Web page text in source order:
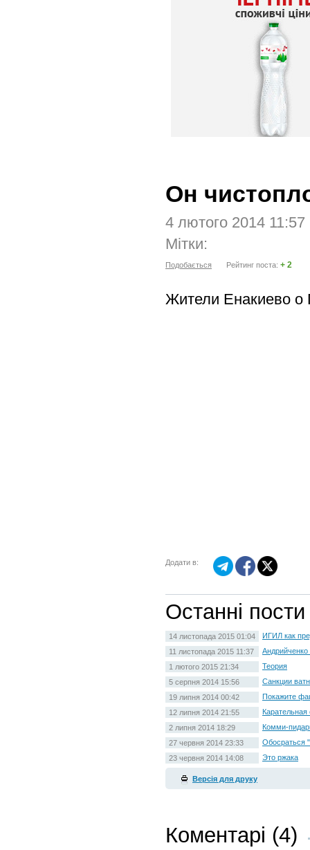
Он
4 лютого 2014
Мітки:
Подобається Рейтинг поста: + 2
Жители Енакиево о
Додати в:
Останні
14 листопада 2015 01:04
ИГИЛ как
11 листопада 2015 11:37
1 лютого 2015 21:34
Теория
5 серпня 2014 15:56
Санкции
19 липня 2014 00:42
Покажите
12 липня 2014 21:55
2 липня 2014 18:29
Комми-
27 червня 2014 23:33
Обосраться
23 червня 2014 14:08
Это ржака
Версія для друку
Коментарі (4)